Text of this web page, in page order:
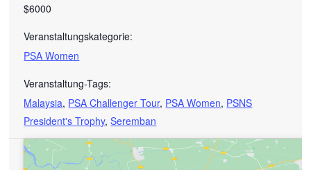
$6000
Veranstaltungskategorie:
PSA Women
Veranstaltung-Tags:
Malaysia, PSA Challenger Tour, PSA Women, PSNS
President's Trophy,Seremban